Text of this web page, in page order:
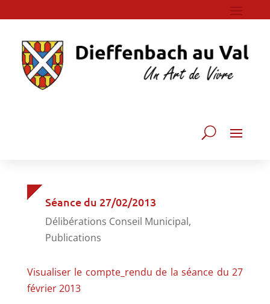
Séance du 27/02/2013
Délibérations Conseil Municipal,
Publications
Visualiser le compte_rendu de la séance du 27
février 2013